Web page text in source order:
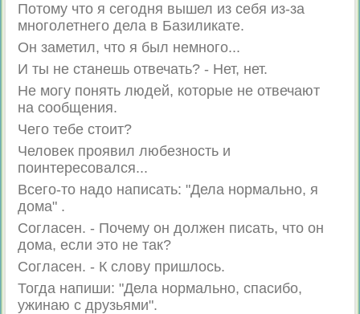
Потому что я сегодня вышел из себя из-за
многолетнего дела в Базиликате.
Он заметил, что я был немного...
И ты не станешь отвечать? - Нет, нет.
Не могу понять людей, которые не отвечают
на сообщения.
Чего тебе стоит?
Человек проявил любезность и
поинтересовался...
Всего-то надо написать: "Дела нормально, я
дома" .
Согласен. - Почему он должен писать, что он
дома, если это не так?
Согласен. - К слову пришлось.
Тогда напиши: "Дела нормально, спасибо,
ужинаю с друзьями".